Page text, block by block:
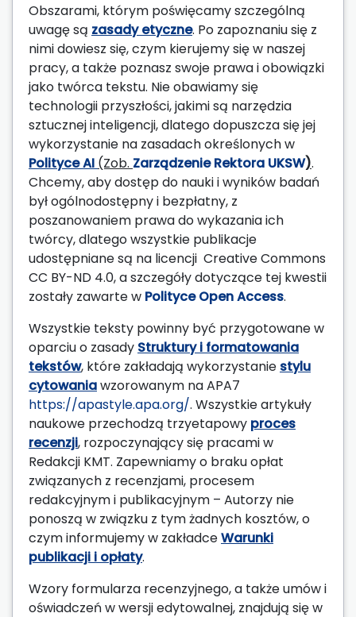
Obszarami, którym poświęcamy szczególną
uwagę są zasady etyczne. Po zapoznaniu się z
nimi dowiesz się, czym kierujemy się w naszej
pracy, a także poznasz swoje prawa i obowiązki
jako twórca tekstu. Nie obawiamy się
technologii przyszłości, jakimi są narzędzia
sztucznej inteligencji, dlatego dopuszcza się jej
wykorzystanie na zasadach określonych w
Polityce AI (Zob. Zarządzenie Rektora UKSW).
Chcemy, aby dostęp do nauki i wyników badań
był ogólnodostępny i bezpłatny, z
poszanowaniem prawa do wykazania ich
twórcy, dlatego wszystkie publikacje
udostępniane są na licencji Creative Commons
CC BY-ND 4.0, a szczegóły dotyczące tej kwestii
zostały zawarte w Polityce Open Access.
Wszystkie teksty powinny być przygotowane w
oparciu o zasady Struktury i formatowania
tekstów, które zakładają wykorzystanie stylu
cytowaniawzorowanym na APA7
https://apastyle.apa.org/. Wszystkie artykuły
naukowe przechodzą trzyetapowy proces
recenzji, rozpoczynający się pracami w
Redakcji KMT. Zapewniamy o braku opłat
związanych z recenzjami, procesem
redakcyjnym i publikacyjnym – Autorzy nie
ponoszą w związku z tym żadnych kosztów, o
czym informujemy w zakładceWarunki
publikacji i opłaty.
Wzory formularza recenzyjnego, a także umów i
oświadczeń w wersji edytowalnej, znajdują się w